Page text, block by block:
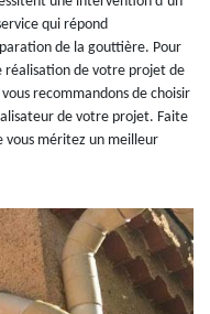
qui répond
de la gouttière. Pour
réalisation de votre projet de
recommandons de choisir
de votre projet. Faite
vous méritez un meilleur